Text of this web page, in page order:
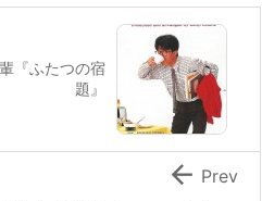
『ふたつの宿
題』
 Prev